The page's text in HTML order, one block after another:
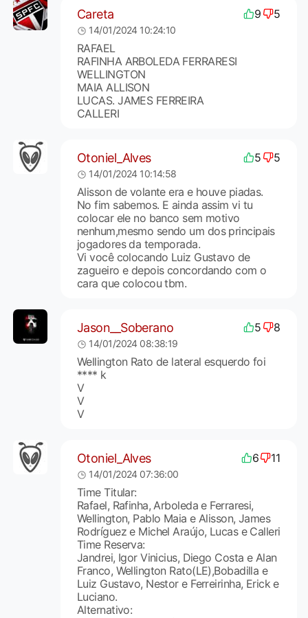
Careta 9 5
14/01/2024 10:24:10
RAFAEL
RAFINHA ARBOLEDA FERRARESI
WELLINGTON
MAIA ALLISON
LUCAS. JAMES FERREIRA
CALLERI
Otoniel_Alves 5 5
14/01/2024 10:14:58
Alisson de volante era e houve piadas.
No fim sabemos. E ainda assim vi tu
colocar ele no banco sem motivo
nenhum,mesmo sendo um dos principais
jogadores da temporada.
Vi você colocando Luiz Gustavo de
zagueiro e depois concordando com o
cara que colocou tbm.
Jason__Soberano 5 8
14/01/2024 08:38:19
Wellington Rato de lateral esquerdo foi
**** k
V
V
V
Otoniel_Alves 6 11
14/01/2024 07:36:00
Time Titular:
Rafael, Rafinha, Arboleda e Ferraresi,
Wellington, Pablo Maia e Alisson, James
Rodríguez e Michel Araújo, Lucas e Calleri
Time Reserva:
Jandrei, Igor Vinicius, Diego Costa e Alan
Franco, Wellington Rato(LE),Bobadilla e
Luiz Gustavo, Nestor e Ferreirinha, Erick e
Luciano.
Alternativo: